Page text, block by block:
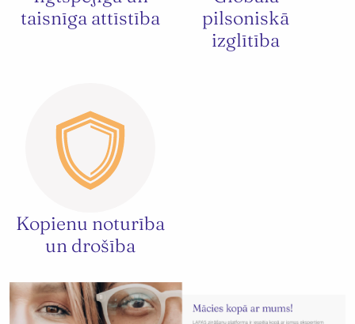
taisnīga attīstība
pilsoniskā
izglītība
Kopienu noturība
un drošība